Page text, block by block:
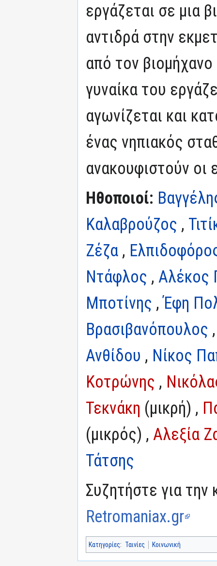
εργάζεται σε μια
αντιδρά στην
από τον
γυναίκα του
αγωνίζεται και
ένας νηπιακός
ανακουφιστούν οι
Ηθοποιοί:
Καλαβρούζος ,
Ζέζα ,
Ντάφλος , Αλέκος
Μποτίνης ,Έφη
Βρασιβανόπουλος
Ανθίδου , Νίκος
Κοτρώνης ,
Τεκνάκη (μικρή) ,
(μικρός) , Αλεξία
Τάτσης
Συζητήστε για την
Retromaniax.gr
Κατηγορίες: Ταινίες Κοινωνική